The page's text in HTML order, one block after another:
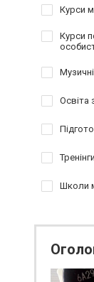
Курси
Курси
Освіта
Школи